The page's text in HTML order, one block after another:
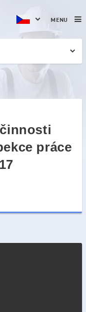
činnosti
práce
MENU